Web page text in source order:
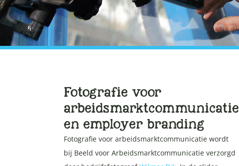
Fotografie voor
arbeidsmarktcommunicatie
en employer branding
Fotografie voor arbeidsmarktcommunicatie wordt
bij Beeld voor Arbeidsmarktcommunicatie verzorgd